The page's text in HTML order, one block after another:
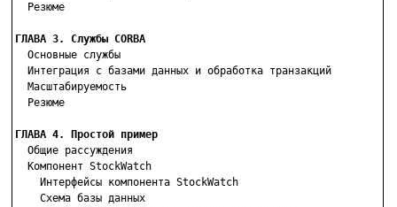
  Резюме
ГЛАВА 3. Службы CORBA
Основные службы
  Интеграция с базами данных и обработка транзакций
  Масштабируемость
  Резюме
ГЛАВА 4. Простой пример
Общие рассуждения
  Компонент StockWatch
    Интерфейсы компонента StockWatch
    Схема базы данных